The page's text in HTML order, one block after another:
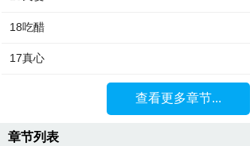
18吃醋
17真心
查看更多章节...
章节列表